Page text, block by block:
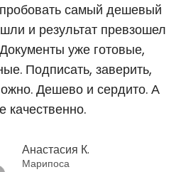
самый дешевый
и результат превзошел
уже готовые,
Подписать, заверить,
Дешево и сердито. А
качественно.
Анастасия К.
Марипоса